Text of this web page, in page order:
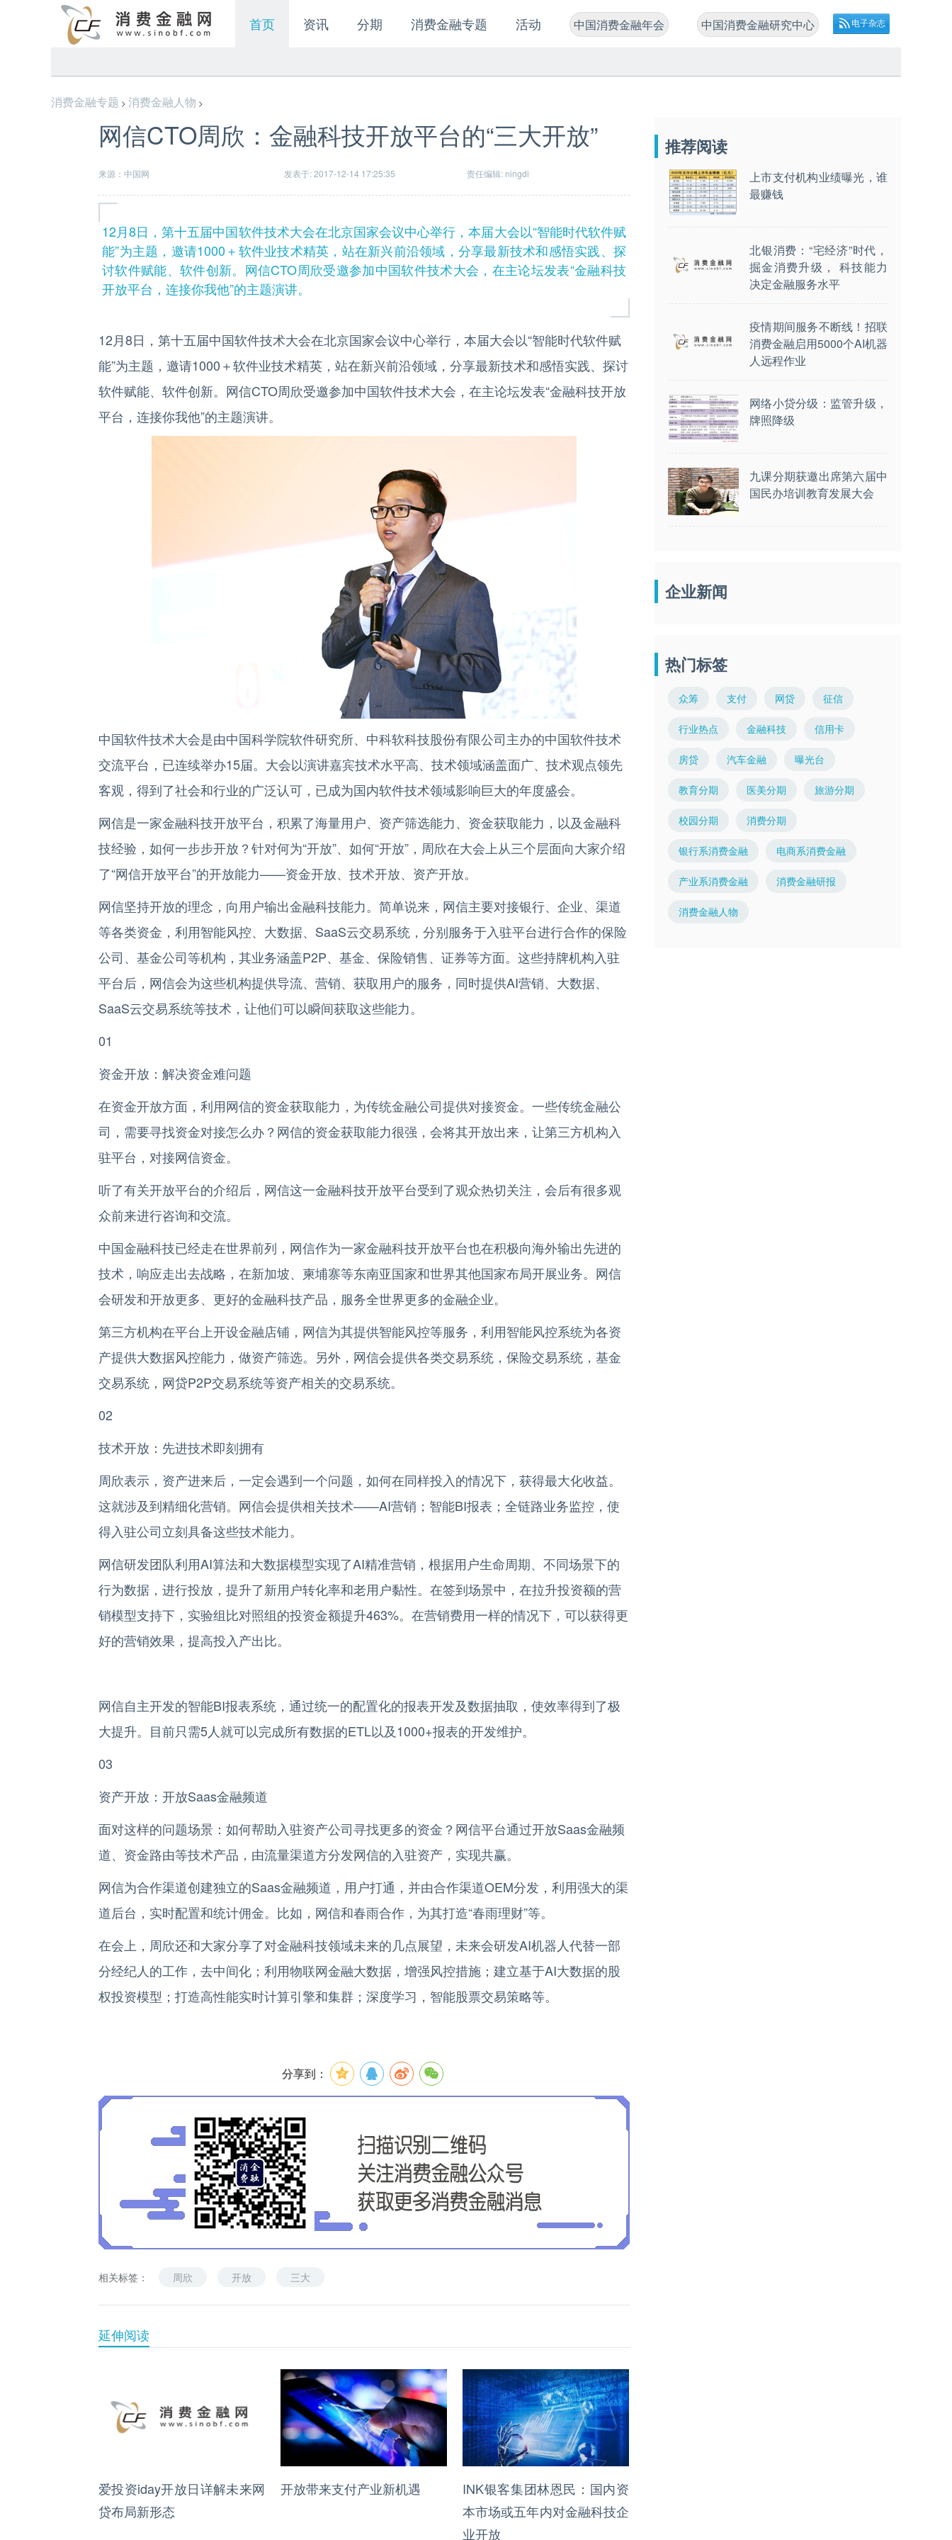
首页 资讯 分期 消费金融专题 活动 电子杂志
中国消费金融研究中心
中国消费金融年会
消费金融专题 > 消费金融人物 >
网信CTO周欣：金融科技开放平台的“三大开放”
来源：中国网 发表于: 2017-12-14 17:25:35 责任编辑: ningdi
12月8日，第十五届中国软件技术大会在北京国家会议中心举行，本届大会以“智能时代软件赋
能”为主题，邀请1000＋软件业技术精英，站在新兴前沿领域，分享最新技术和感悟实践、探
讨软件赋能、软件创新。网信CTO周欣受邀参加中国软件技术大会，在主论坛发表“金融科技
开放平台，连接你我他”的主题演讲。
12月8日，第十五届中国软件技术大会在北京国家会议中心举行，本届大会以“智能时代软件赋
能”为主题，邀请1000＋软件业技术精英，站在新兴前沿领域，分享最新技术和感悟实践、探讨
软件赋能、软件创新。网信CTO周欣受邀参加中国软件技术大会，在主论坛发表“金融科技开放
平台，连接你我他”的主题演讲。
中国软件技术大会是由中国科学院软件研究所、中科软科技股份有限公司主办的中国软件技术
交流平台，已连续举办15届。大会以演讲嘉宾技术水平高、技术领域涵盖面广、技术观点领先
客观，得到了社会和行业的广泛认可，已成为国内软件技术领域影响巨大的年度盛会。
网信是一家金融科技开放平台，积累了海量用户、资产筛选能力、资金获取能力，以及金融科
技经验，如何一步步开放？针对何为“开放”、如何“开放”，周欣在大会上从三个层面向大家介绍
了“网信开放平台”的开放能力——资金开放、技术开放、资产开放。
网信坚持开放的理念，向用户输出金融科技能力。简单说来，网信主要对接银行、企业、渠道
等各类资金，利用智能风控、大数据、SaaS云交易系统，分别服务于入驻平台进行合作的保险
公司、基金公司等机构，其业务涵盖P2P、基金、保险销售、证券等方面。这些持牌机构入驻
平台后，网信会为这些机构提供导流、营销、获取用户的服务，同时提供AI营销、大数据、
SaaS云交易系统等技术，让他们可以瞬间获取这些能力。
01
资金开放：解决资金难问题
在资金开放方面，利用网信的资金获取能力，为传统金融公司提供对接资金。一些传统金融公
司，需要寻找资金对接怎么办？网信的资金获取能力很强，会将其开放出来，让第三方机构入
驻平台，对接网信资金。
听了有关开放平台的介绍后，网信这一金融科技开放平台受到了观众热切关注，会后有很多观
众前来进行咨询和交流。
中国金融科技已经走在世界前列，网信作为一家金融科技开放平台也在积极向海外输出先进的
技术，响应走出去战略，在新加坡、柬埔寨等东南亚国家和世界其他国家布局开展业务。网信
会研发和开放更多、更好的金融科技产品，服务全世界更多的金融企业。
第三方机构在平台上开设金融店铺，网信为其提供智能风控等服务，利用智能风控系统为各资
产提供大数据风控能力，做资产筛选。另外，网信会提供各类交易系统，保险交易系统，基金
交易系统，网贷P2P交易系统等资产相关的交易系统。
02
技术开放：先进技术即刻拥有
周欣表示，资产进来后，一定会遇到一个问题，如何在同样投入的情况下，获得最大化收益。
这就涉及到精细化营销。网信会提供相关技术——AI营销；智能BI报表；全链路业务监控，使
得入驻公司立刻具备这些技术能力。
网信研发团队利用AI算法和大数据模型实现了AI精准营销，根据用户生命周期、不同场景下的
行为数据，进行投放，提升了新用户转化率和老用户黏性。在签到场景中，在拉升投资额的营
销模型支持下，实验组比对照组的投资金额提升463%。在营销费用一样的情况下，可以获得更
好的营销效果，提高投入产出比。
网信自主开发的智能BI报表系统，通过统一的配置化的报表开发及数据抽取，使效率得到了极
大提升。目前只需5人就可以完成所有数据的ETL以及1000+报表的开发维护。
03
资产开放：开放Saas金融频道
面对这样的问题场景：如何帮助入驻资产公司寻找更多的资金？网信平台通过开放Saas金融频
道、资金路由等技术产品，由流量渠道方分发网信的入驻资产，实现共赢。
网信为合作渠道创建独立的Saas金融频道，用户打通，并由合作渠道OEM分发，利用强大的渠
道后台，实时配置和统计佣金。比如，网信和春雨合作，为其打造“春雨理财”等。
在会上，周欣还和大家分享了对金融科技领域未来的几点展望，未来会研发AI机器人代替一部
分经纪人的工作，去中间化；利用物联网金融大数据，增强风控措施；建立基于AI大数据的股
权投资模型；打造高性能实时计算引擎和集群；深度学习，智能股票交易策略等。
分享到：
相关标签： 周欣 开放 三大
延伸阅读
爱投资iday开放日详解未来网
贷布局新形态
开放带来支付产业新机遇
INK银客集团林恩民：国内资
本市场或五年内对金融科技企
业开放
推荐阅读
上市支付机构业绩曝光，谁
最赚钱
北银消费：“宅经济”时代，
掘金消费升级， 科技能力
决定金融服务水平
疫情期间服务不断线！招联
消费金融启用5000个AI机器
人远程作业
网络小贷分级：监管升级，
牌照降级
九课分期获邀出席第六届中
国民办培训教育发展大会
企业新闻
热门标签
众筹 支付 网贷 征信
行业热点 金融科技 信用卡
房贷 汽车金融 曝光台
教育分期 医美分期 旅游分期
校园分期 消费分期
银行系消费金融 电商系消费金融
产业系消费金融 消费金融研报
消费金融人物